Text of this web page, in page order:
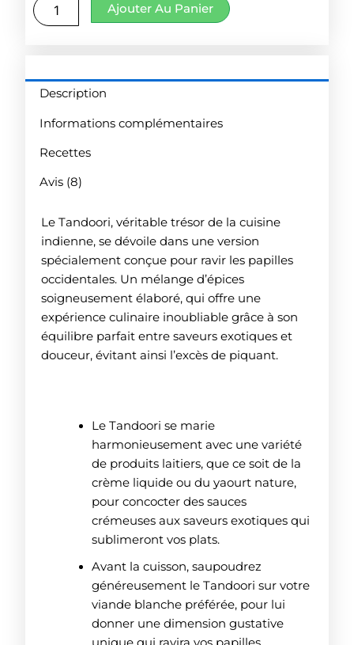
Ajouter Au Panier
Description
Informations complémentaires
Recettes
Avis (8)
Le Tandoori, véritable trésor de la cuisine
indienne, se dévoile dans une version
spécialement conçue pour ravir les papilles
occidentales. Un mélange d’épices
soigneusement élaboré, qui offre une
expérience culinaire inoubliable grâce à son
équilibre parfait entre saveurs exotiques et
douceur, évitant ainsi l’excès de piquant.
Le Tandoori se marie
harmonieusement avec une variété
de produits laitiers, que ce soit de la
crème liquide ou du yaourt nature,
pour concocter des sauces
crémeuses aux saveurs exotiques qui
sublimeront vos plats.
Avant la cuisson, saupoudrez
généreusement le Tandoori sur votre
viande blanche préférée, pour lui
donner une dimension gustative